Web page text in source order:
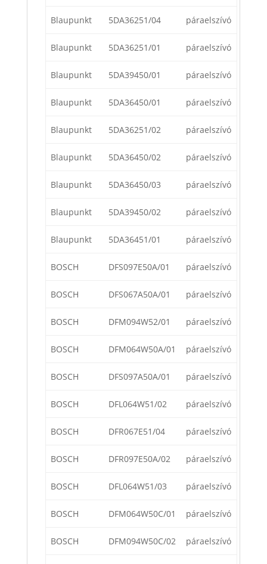
Blaupunkt 5DA36251/04 páraelszívó
Blaupunkt 5DA36251/01 páraelszívó
Blaupunkt 5DA39450/01 páraelszívó
Blaupunkt 5DA36450/01 páraelszívó
Blaupunkt 5DA36251/02 páraelszívó
Blaupunkt 5DA36450/02 páraelszívó
Blaupunkt 5DA36450/03 páraelszívó
Blaupunkt 5DA39450/02 páraelszívó
Blaupunkt 5DA36451/01 páraelszívó
BOSCH DFS097E50A/01 páraelszívó
BOSCH DFS067A50A/01 páraelszívó
BOSCH DFM094W52/01 páraelszívó
BOSCH DFM064W50A/01 páraelszívó
BOSCH DFS097A50A/01 páraelszívó
BOSCH DFL064W51/02 páraelszívó
BOSCH DFR067E51/04 páraelszívó
BOSCH DFR097E50A/02 páraelszívó
BOSCH DFL064W51/03 páraelszívó
BOSCH DFM064W50C/01 páraelszívó
BOSCH DFM094W50C/02 páraelszívó